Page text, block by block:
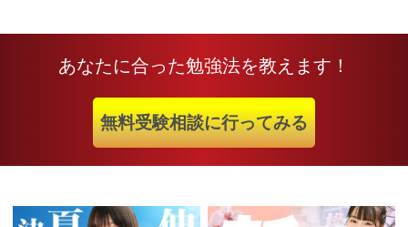
あなたに合った勉強法を教えます！
無料受験相談に行ってみる